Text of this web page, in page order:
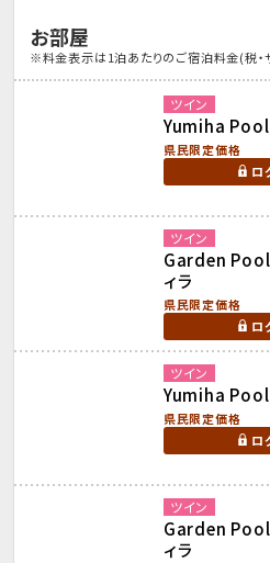
お部屋
※料金表示は1泊あたりのご宿泊料金(税・
ツイン
Yumiha Pool
県民限定価格
ロ
ツイン
Garden Pool
ィラ
県民限定価格
ロ
ツイン
Yumiha Pool
県民限定価格
ロ
ツイン
Garden Pool
ィラ